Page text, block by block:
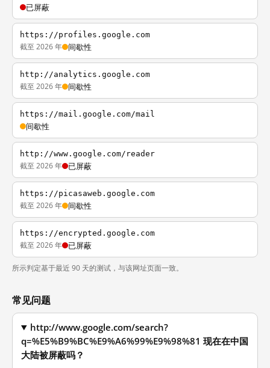
已屏蔽
https://profiles.google.com
截至 2026 年 间歇性
http://analytics.google.com
截至 2026 年 间歇性
https://mail.google.com/mail
间歇性
http://www.google.com/reader
截至 2026 年 已屏蔽
https://picasaweb.google.com
截至 2026 年 间歇性
https://encrypted.google.com
截至 2026 年 已屏蔽
所示判定基于最近 90 天的测试，与该网址页面一致。
常见问题
http://www.google.com/search?
q=%E5%B9%BC%E9%A6%99%E9%98%81 现在在中国
大陆被屏蔽吗？